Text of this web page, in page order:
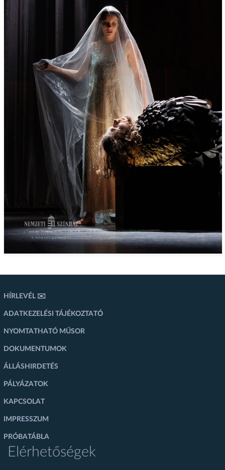
HÍRLEVÉL ✉️
ADATKEZELÉSI TÁJÉKOZTATÓ
NYOMTATHATÓ MŰSOR
DOKUMENTUMOK
ÁLLÁSHIRDETÉS
PÁLYÁZATOK
KAPCSOLAT
IMPRESSZUM
PRÓBATÁBLA
Elérhetőségek